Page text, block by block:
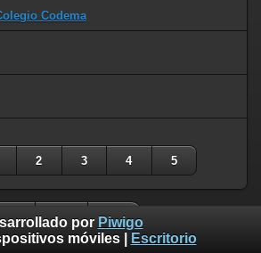
Codema
2 3 4 5
por Piwigo
móviles| Escritorio